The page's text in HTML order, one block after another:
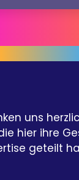
uns
hier ihre
geteilt